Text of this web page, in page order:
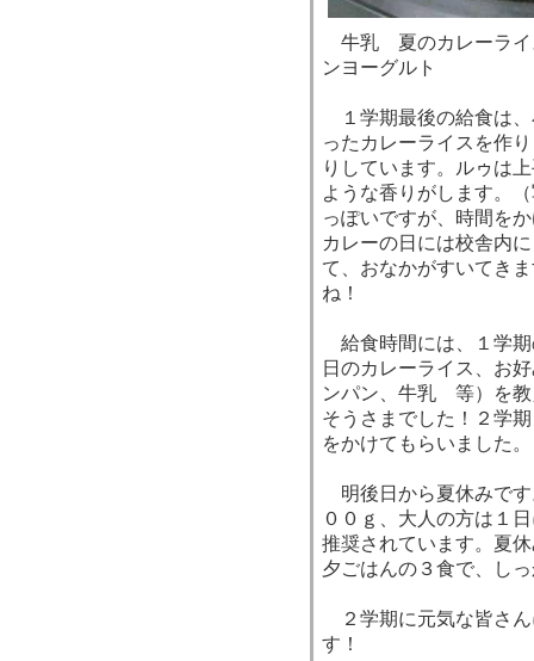
牛乳 夏のカレーラ
ンヨーグルト
１学期最後の給食は、
ったカレーライスを作
りしています。ルゥは
ような香りがします。
っぽいですが、時間を
カレーの日には校舎内
て、おなかがすいてき
ね！
給食時間には、１学期
日のカレーライス、お
ンパン、牛乳 等）を教
そうさまでした！２学
をかけてもらいました。
明後日から夏休みです
００ｇ、大人の方は１
推奨されています。夏
夕ごはんの３食で、し
２学期に元気な皆さ
す！